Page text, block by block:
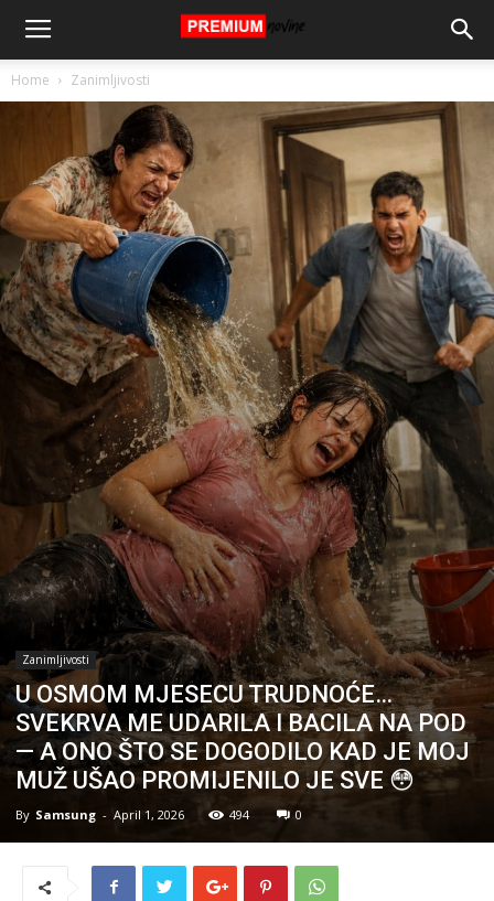
Home Zanimljivosti
Zanimljivosti
U OSMOM MJESECU TRUDNOĆE…
SVEKRVA ME UDARILA I BACILA NA POD
— A ONO ŠTO SE DOGODILO KAD JE MOJ
MUŽ UŠAO PROMIJENILO JE SVE 😳
By Samsung - April 1, 2026 494 0